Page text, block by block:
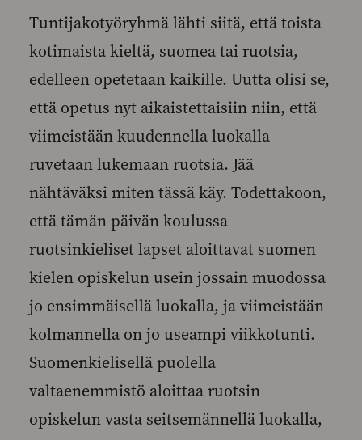
Tuntijakotyöryhmä lähti siitä, että toista
kotimaista kieltä, suomea tai ruotsia,
edelleen opetetaan kaikille. Uutta olisi se,
että opetus nyt aikaistettaisiin niin, että
viimeistään kuudennella luokalla
ruvetaan lukemaan ruotsia. Jää
nähtäväksi miten tässä käy. Todettakoon,
että tämän päivän koulussa
ruotsinkieliset lapset aloittavat suomen
kielen opiskelun usein jossain muodossa
jo ensimmäisellä luokalla, ja viimeistään
kolmannella on jo useampi viikkotunti.
Suomenkielisellä puolella
valtaenemmistö aloittaa ruotsin
opiskelun vasta seitsemännellä luokalla,